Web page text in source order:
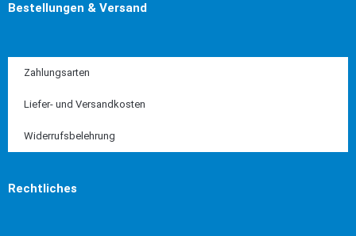
Bestellungen & Versand
Zahlungsarten
Liefer- und Versandkosten
Widerrufsbelehrung
Rechtliches